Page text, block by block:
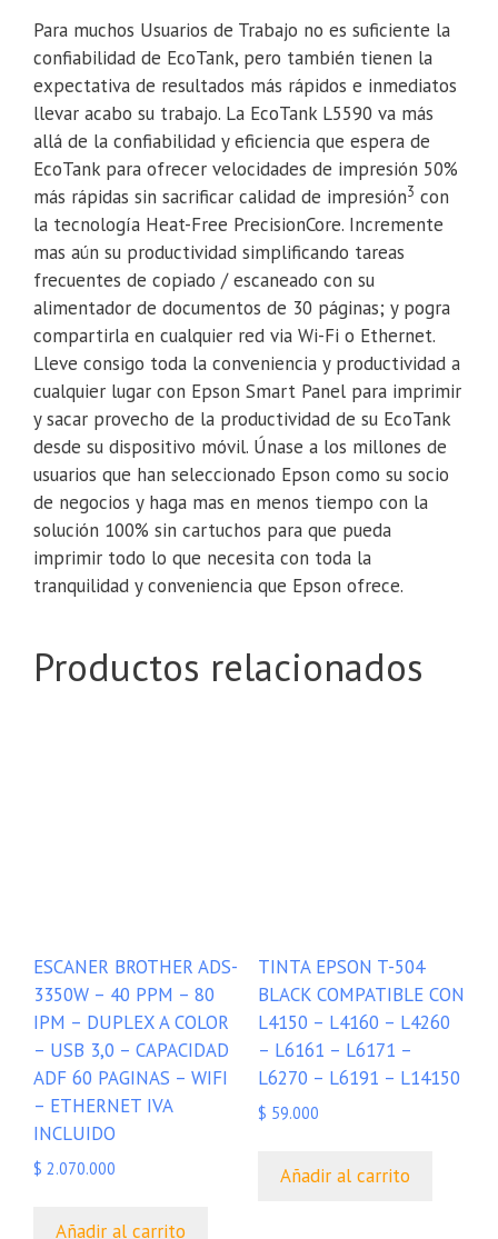
Para muchos Usuarios de Trabajo no es suficiente la
confiabilidad de EcoTank, pero también tienen la
expectativa de resultados más rápidos e inmediatos
llevar acabo su trabajo. La EcoTank L5590 va más
allá de la confiabilidad y eficiencia que espera de
EcoTank para ofrecer velocidades de impresión 50%
más rápidas sin sacrificar calidad de impresión3 con
la tecnología Heat-Free PrecisionCore. Incremente
mas aún su productividad simplificando tareas
frecuentes de copiado / escaneado con su
alimentador de documentos de 30 páginas; y pogra
compartirla en cualquier red via Wi-Fi o Ethernet.
Lleve consigo toda la conveniencia y productividad a
cualquier lugar con Epson Smart Panel para imprimir
y sacar provecho de la productividad de su EcoTank
desde su dispositivo móvil. Únase a los millones de
usuarios que han seleccionado Epson como su socio
de negocios y haga mas en menos tiempo con la
solución 100% sin cartuchos para que pueda
imprimir todo lo que necesita con toda la
tranquilidad y conveniencia que Epson ofrece.
Productos relacionados
ESCANER BROTHER ADS-
3350W – 40 PPM – 80
IPM – DUPLEX A COLOR
– USB 3,0 – CAPACIDAD
ADF 60 PAGINAS – WIFI
– ETHERNET IVA
INCLUIDO
$ 2.070.000
Añadir al carrito
TINTA EPSON T-504
BLACK COMPATIBLE CON
L4150 – L4160 – L4260
– L6161 – L6171 –
L6270 – L6191 – L14150
$ 59.000
Añadir al carrito